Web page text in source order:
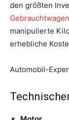
den größten
manipulierte
erhebliche
Automobil-